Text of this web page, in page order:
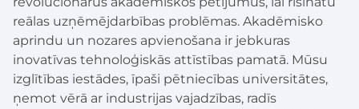
reālas uzņēmējdarbības problēmas. Akadēmisko
aprindu un nozares apvienošana ir jebkuras
inovatīvas tehnoloģiskās attīstības pamatā. Mūsu
izglītības iestādes, īpaši pētniecības universitātes,
ņemot vērā ar industrijas vajadzības, radīs